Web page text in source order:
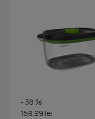
- 38 %
159.99 lei